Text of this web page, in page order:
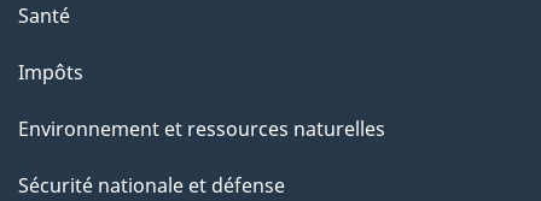
Santé
Impôts
Environnement et ressources naturelles
Sécurité nationale et défense